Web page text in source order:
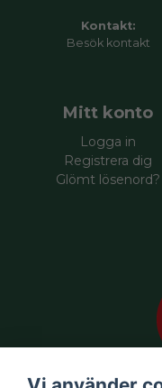
Kontakt:
Besök kontakt
Mitt konto
Logga in
Registrera dig
Glömt lösenord?